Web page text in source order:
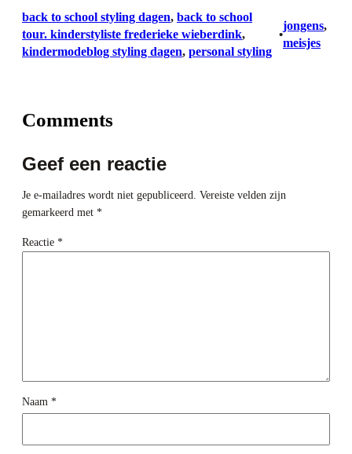
back to school styling dagen, back to school
tour. kinderstyliste frederieke wieberdink
kindermodeblog styling dagen, personal styling
•
jongens
meisjes
Comments
Geef een reactie
Je e-mailadres wordt niet gepubliceerd.
Vereiste velden zijn
gemarkeerd met *
Reactie *
Naam *